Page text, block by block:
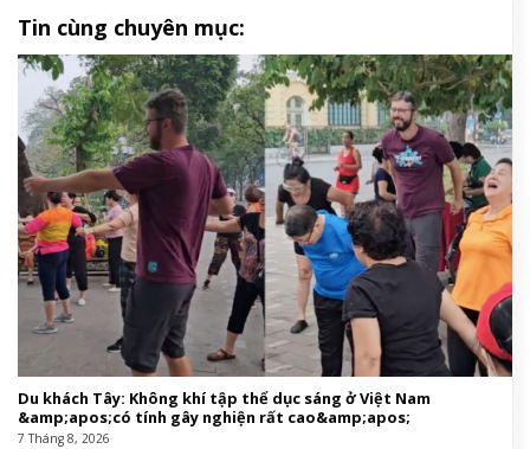
Tin cùng chuyên mục:
Du khách Tây: Không khí tập thể dục sáng ở Việt Nam
&amp;apos;có tính gây nghiện rất cao&amp;apos;
7 Tháng 8, 2026